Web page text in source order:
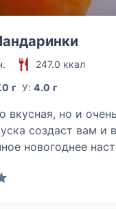
247.0 ккал
г У:4.0 г
вкусная, но и очень
создаст вам и
новогоднее